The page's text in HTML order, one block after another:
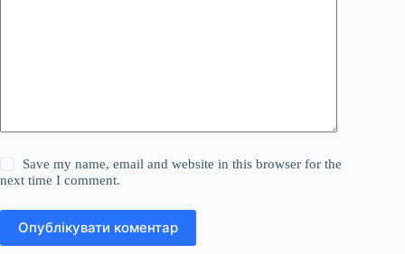
Save my name, email and website in this browser for the
next time I comment.
Опублікувати коментар